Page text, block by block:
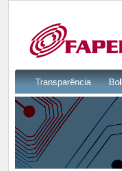
Transparência